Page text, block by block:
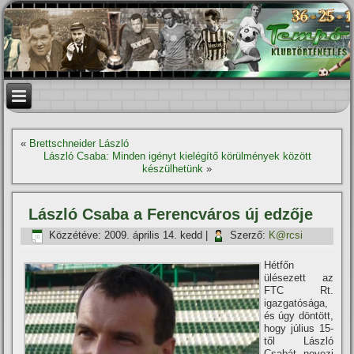
« Brettschneider László
László Csaba: Minden igényt kielégí­tő körülmények között
készülhetünk »
László Csaba a Ferencváros új edzője
Közzétéve: 2009. április 14. kedd Szerző: K@rcsi
Hétfőn
ülésezett az
FTC Rt.
igazgatósága,
és úgy döntött,
hogy július 15-
től László